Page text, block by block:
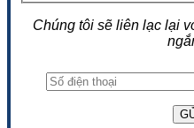
Chúng tôi sẽ liên lạc lại